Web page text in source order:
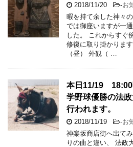
2018/11/20 -お
暇を持て余した神々
では御座いますが一
した。 これからすぐ
修復に取り掛かりま
（昼） 外観（ …
本日11/19 18:00
学野球優勝の法
行われます。
2018/11/19 -お
神楽坂商店街へ出て
りの曲と違い、 法政